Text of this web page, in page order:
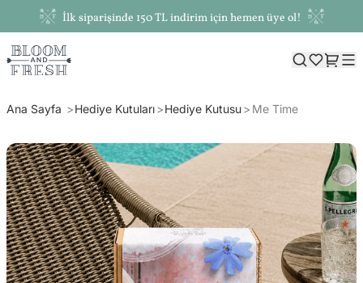
İlk siparişinde 150 TL indirim için hemen üye ol!
Ana Sayfa Hediye Kutuları Hediye Kutusu Me Time